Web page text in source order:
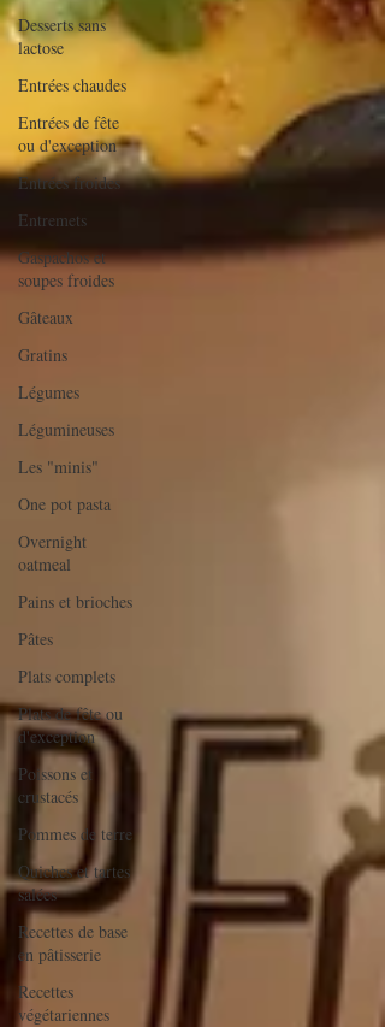
Desserts sans
lactose
Entrées chaudes
Entrées de fête
ou d'exception
Entrées froides
Entremets
Gaspachos et
soupes froides
Gâteaux
Gratins
Légumes
Légumineuses
Les "minis"
One pot pasta
Overnight
oatmeal
Pains et brioches
Pâtes
Plats complets
Plats de fête ou
d'exception
Poissons et
crustacés
Pommes de terre
Quiches et tartes
salées
Recettes de base
en pâtisserie
Recettes
végétariennes